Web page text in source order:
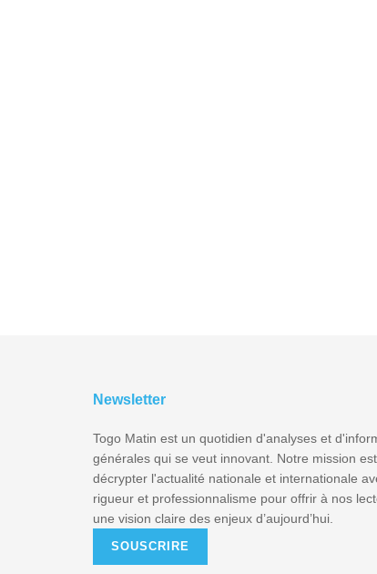
Newsletter
Togo Matin est un quotidien d'analyses et
générales qui se veut innovant. Notre mission
décrypter l'actualité nationale et internationale
rigueur et professionnalisme pour offrir à nos
une vision claire des enjeux d’aujourd’hui.
SOUSCRIRE